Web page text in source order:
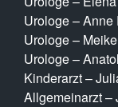
Urologe –
Urologe –
Urologe –
Kinderarzt –
Allgemeinarzt –